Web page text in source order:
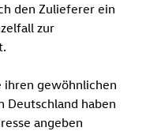
den Zulieferer ein
zur
ihren gewöhnlichen
Deutschland haben
angeben